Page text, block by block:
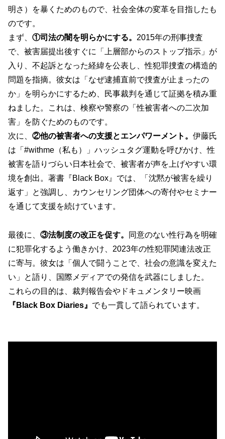
明さ）を暴くためのもので、社会全体の変革を目指したも
のです。
まず、 ①司法の闇を明らかにする。 2015年の刑事捜査
で、被害届提出後すぐに「上層部からのストップ指示」が
入り、不起訴となった経緯を公表し、性犯罪捜査の構造的
問題を指摘。彼女は「なぜ逮捕直前で捜査が止まったの
か」を明らかにするため、民事裁判を通じて証拠を積み重
ねました。これは、検察や警察の「性被害者への二次加
害」を防ぐためのものです。
次に、 ②他の被害者への支援とエンパワーメント。 伊藤氏
は「#withme（私も）」ハッシュタグ運動を呼びかけ、性
被害を語りづらい日本社会で、被害者が声を上げやすい環
境を創出。著書『Black Box』では、「沈黙が被害を繰り
返す」と強調し、カウンセリング団体への寄付やセミナー
を通じて支援を続けています。
最後に、 ③法制度の改正を促す。
同意のない性行為を明確
に犯罪化するよう働きかけ、2023年の性犯罪関連法改正
に寄与。彼女は「個人で闘うことで、社会の意識を変えた
い」と語り、国際メディアでの発信を武器にしました。
これらの目的は、裁判報告会やドキュメンタリー映画
『Black Box Diaries』 でも一貫して語られています。